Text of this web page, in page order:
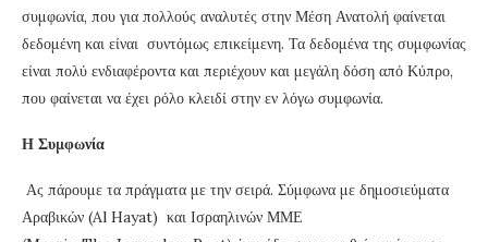
συμφωνία, που για πολλούς αναλυτές στην Μέση Ανατολή φαίνεται
δεδομένη και είναι συντόμως επικείμενη. Τα δεδομένα της συμφωνίας
είναι πολύ ενδιαφέροντα και περιέχουν και μεγάλη δόση από Κύπρο,
που φαίνεται να έχει ρόλο κλειδί στην εν λόγω συμφωνία.
Η Συμφωνία
Ας πάρουμε τα πράγματα με την σειρά. Σύμφωνα με δημοσιεύματα
Αραβικών (Al Hayat) και Ισραηλινών ΜΜΕ